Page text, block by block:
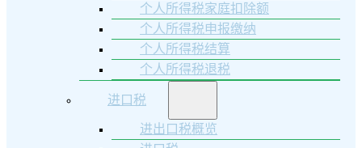
个人所得税家庭扣除额
个人所得税申报缴纳
个人所得税结算
个人所得税退税
进口税
进出口税概览